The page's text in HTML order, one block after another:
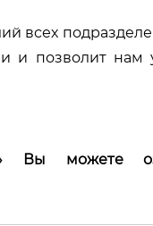
всех
и позволит нам
Вы можете